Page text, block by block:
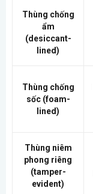
Thùng chống
ẩm
(desiccant-
lined)
Thùng chống
sốc (foam-
lined)
Thùng niêm
phong riêng
(tamper-
evident)